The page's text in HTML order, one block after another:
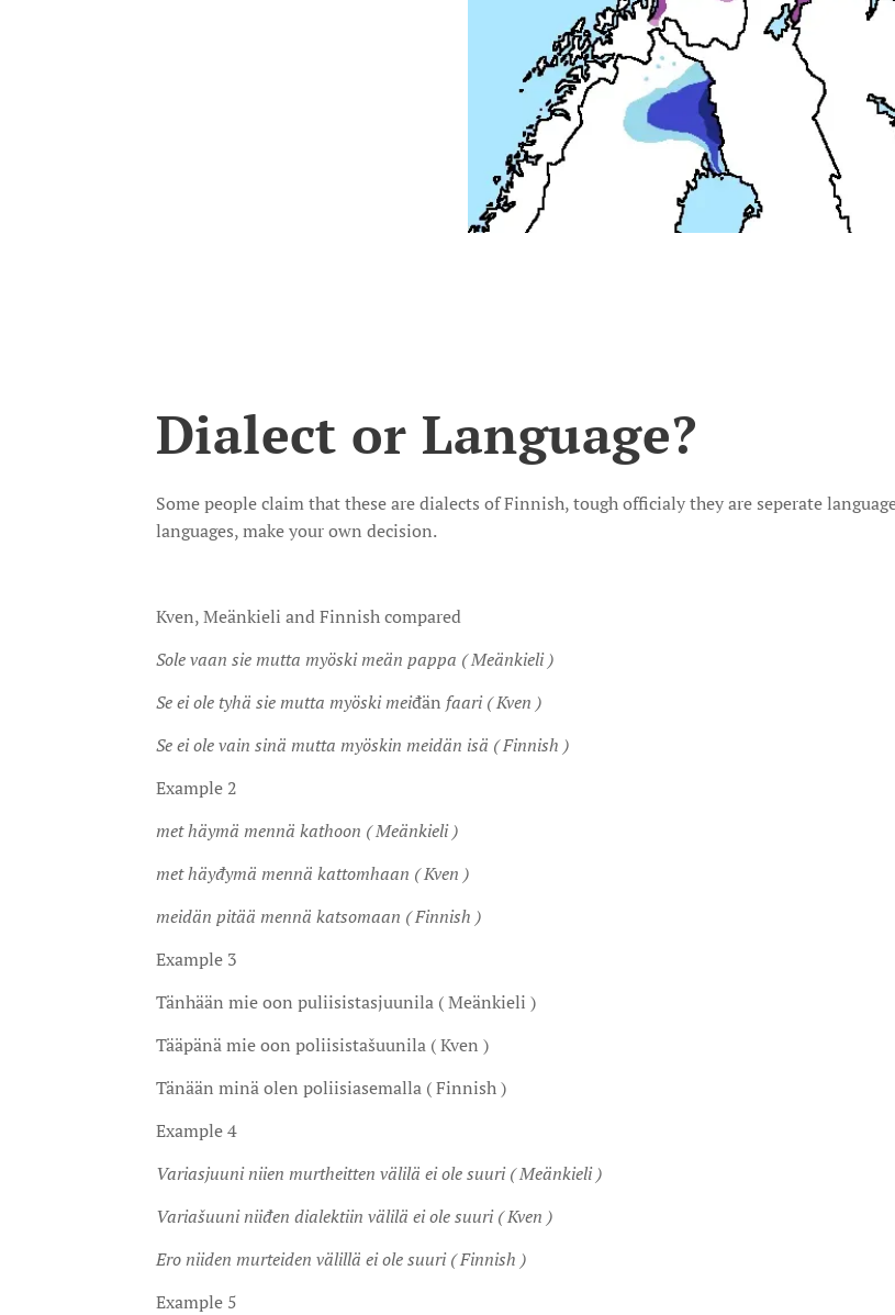
Dialect or Language?
Some people claim that these are dialects of Finnish, tough officialy they are seperate
languages, make your own decision.
Kven, Meänkieli and Finnish compared
Sole vaan sie mutta myöski meän pappa ( Meänkieli )
Se ei ole tyhä sie mutta myöski meiđän faari ( Kven )
Se ei ole vain sinä mutta myöskin meidän isä ( Finnish )
Example 2
met häymä mennä kathoon ( Meänkieli )
met häyđymä mennä kattomhaan ( Kven )
meidän pitää mennä katsomaan ( Finnish )
Example 3
Tänhään mie oon puliisistasjuunila ( Meänkieli )
Tääpänä mie oon poliisistašuunila ( Kven )
Tänään minä olen poliisiasemalla ( Finnish )
Example 4
Variasjuuni niien murtheitten välilä ei ole suuri ( Meänkieli )
Variašuuni niiđen dialektiin välilä ei ole suuri ( Kven )
Ero niiden murteiden välillä ei ole suuri ( Finnish )
Example 5